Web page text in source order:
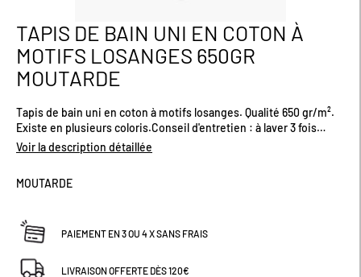
Passer
au
début
de
la
Galerie
d’images
TAPIS DE BAIN UNI EN COTON À
MOTIFS LOSANGES 650GR
MOUTARDE
Tapis de bain uni en coton à motifs losanges. Qualité 650 gr/m².
Existe en plusieurs coloris.Conseil d'entretien : à laver 3 fois
séparément. Dimensions (cm) : H50 x L70
Voir la description détaillée
MOUTARDE
PAIEMENT EN 3 OU 4 X SANS FRAIS
LIVRAISON OFFERTE DÈS 120€